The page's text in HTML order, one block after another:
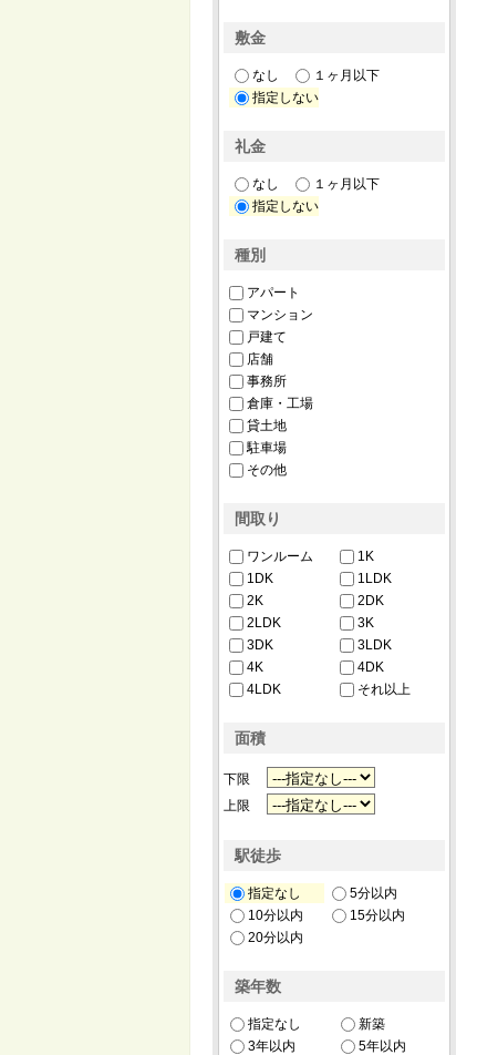
敷金
なし
１ヶ月以下
指定しない
礼金
なし
１ヶ月以下
指定しない
種別
アパート
マンション
戸建て
店舗
事務所
倉庫・工場
貸土地
駐車場
その他
間取り
ワンルーム
1K
1DK
1LDK
2K
2DK
2LDK
3K
3DK
3LDK
4K
4DK
4LDK
それ以上
面積
下限
上限
駅徒歩
指定なし
5分以内
10分以内
15分以内
20分以内
築年数
指定なし
新築
3年以内
5年以内